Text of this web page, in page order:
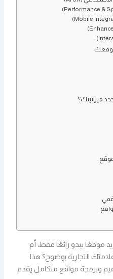
لموقعك
ميزانيتك؟
موقعًا يبدو رائعًا فقط، أم
التجارية بوضوح؟ هذا
وبرمجة مواقع متكامل يقدم